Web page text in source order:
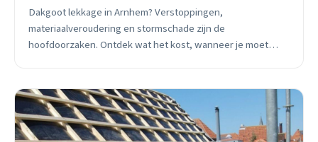
Dakgoot lekkage in Arnhem? Verstoppingen,
materiaalveroudering en stormschade zijn de
hoofdoorzaken. Ontdek wat het kost, wanneer je moet